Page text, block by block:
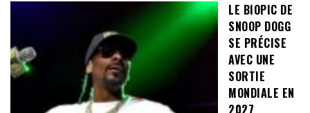
LE BIOPIC DE
SNOOP DOGG
SE PRÉCISE
AVEC UNE
SORTIE
MONDIALE EN
2027